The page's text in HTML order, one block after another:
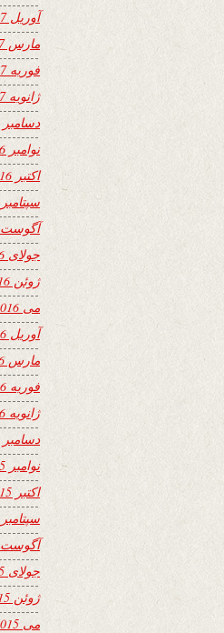
آوریل 2017
مارس 2017
فوریه 2017
ژانویه 2017
دسامبر 2016
نوامبر 2016
اکتبر 2016
سپتامبر 2016
آگوست 2016
جولای 2016
ژوئن 2016
می 2016
آوریل 2016
مارس 2016
فوریه 2016
ژانویه 2016
دسامبر 2015
نوامبر 2015
اکتبر 2015
سپتامبر 2015
آگوست 2015
جولای 2015
ژوئن 2015
می 2015